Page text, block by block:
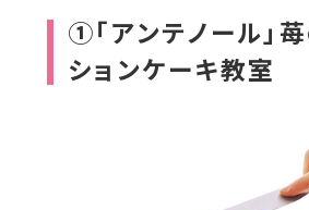
ト
を
別
①「アンテノール」
ションケーキ教室